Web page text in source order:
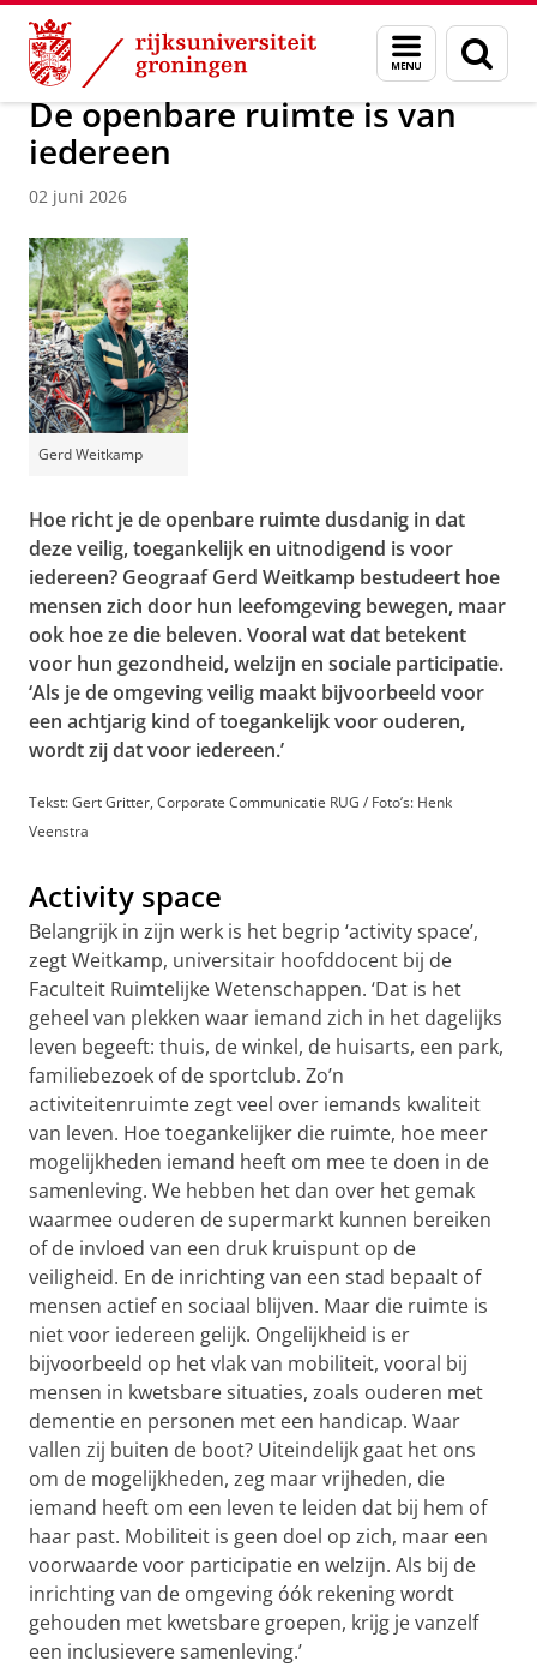
Skip
Content
Skip
Navigation
Menu
en
zoeken
Over ons Actueel Nieuws
De openbare ruimte is van
iedereen
02 juni 2026
Gerd Weitkamp
Hoe richt je de openbare ruimte dusdanig in dat
deze veilig, toegankelijk en uitnodigend is voor
iedereen? Geograaf Gerd Weitkamp bestudeert hoe
mensen zich door hun leefomgeving bewegen, maar
ook hoe ze die beleven. Vooral wat dat betekent
voor hun gezondheid, welzijn en sociale participatie.
‘Als je de omgeving veilig maakt bijvoorbeeld voor
een achtjarig kind of toegankelijk voor ouderen,
wordt zij dat voor iedereen.’
Tekst: Gert Gritter, Corporate Communicatie RUG / Foto’s: Henk
Veenstra
Activity space
Belangrijk in zijn werk is het begrip ‘activity space’,
zegt Weitkamp, universitair hoofddocent bij de
Faculteit Ruimtelijke Wetenschappen. ‘Dat is het
geheel van plekken waar iemand zich in het dagelijks
leven begeeft: thuis, de winkel, de huisarts, een park,
familiebezoek of de sportclub. Zo’n
activiteitenruimte zegt veel over iemands kwaliteit
van leven. Hoe toegankelijker die ruimte, hoe meer
mogelijkheden iemand heeft om mee te doen in de
samenleving. We hebben het dan over het gemak
waarmee ouderen de supermarkt kunnen bereiken
of de invloed van een druk kruispunt op de
veiligheid. En de inrichting van een stad bepaalt of
mensen actief en sociaal blijven. Maar die ruimte is
niet voor iedereen gelijk. Ongelijkheid is er
bijvoorbeeld op het vlak van mobiliteit, vooral bij
mensen in kwetsbare situaties, zoals ouderen met
dementie en personen met een handicap. Waar
vallen zij buiten de boot? Uiteindelijk gaat het ons
om de mogelijkheden, zeg maar vrijheden, die
iemand heeft om een leven te leiden dat bij hem of
haar past. Mobiliteit is geen doel op zich, maar een
voorwaarde voor participatie en welzijn. Als bij de
inrichting van de omgeving óók rekening wordt
gehouden met kwetsbare groepen, krijg je vanzelf
een inclusievere samenleving.’